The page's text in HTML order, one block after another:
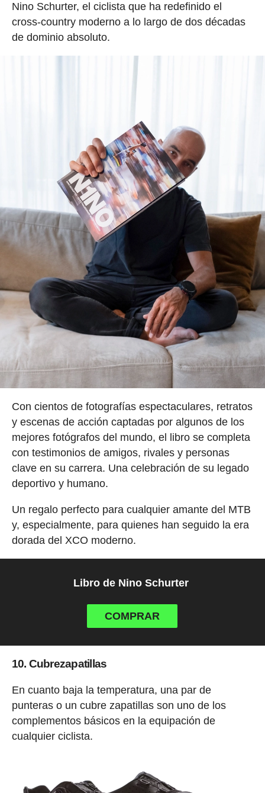
Nino Schurter, el ciclista que ha redefinido el
cross-country moderno a lo largo de dos décadas
de dominio absoluto.
Con cientos de fotografías espectaculares, retratos
y escenas de acción captadas por algunos de los
mejores fotógrafos del mundo, el libro se completa
con testimonios de amigos, rivales y personas
clave en su carrera. Una celebración de su legado
deportivo y humano.
Un regalo perfecto para cualquier amante del MTB
y, especialmente, para quienes han seguido la era
dorada del XCO moderno.
Libro de Nino Schurter
COMPRAR
10. Cubrezapatillas
En cuanto baja la temperatura, una par de
punteras o un cubre zapatillas son uno de los
complementos básicos en la equipación de
cualquier ciclista.